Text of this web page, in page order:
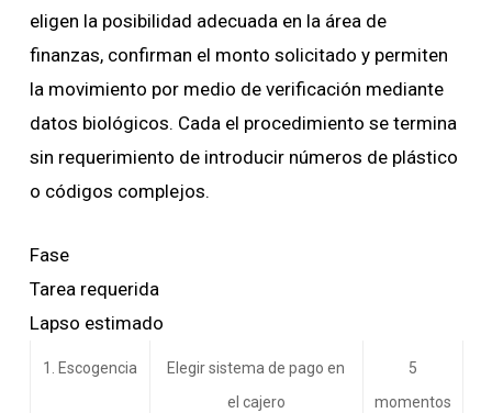
eligen la posibilidad adecuada en la área de
finanzas, confirman el monto solicitado y permiten
la movimiento por medio de verificación mediante
datos biológicos. Cada el procedimiento se termina
sin requerimiento de introducir números de plástico
o códigos complejos.
Fase
Tarea requerida
Lapso estimado
1. Escogencia
Elegir sistema de pago en
el cajero
5
momentos